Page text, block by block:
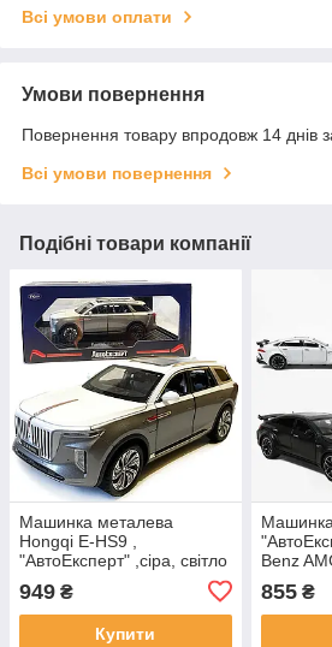
Всі умови оплати
Умови повернення
Повернення товару впродовж 14 днів
Всі умови повернення
Подібні товари компанії
Машинка металева
Hongqi E-HS9 ,
"АвтоЕксперт" ,сіра, світло
949 ₴
Купити
Benz
(ЧОРНА))
855₴